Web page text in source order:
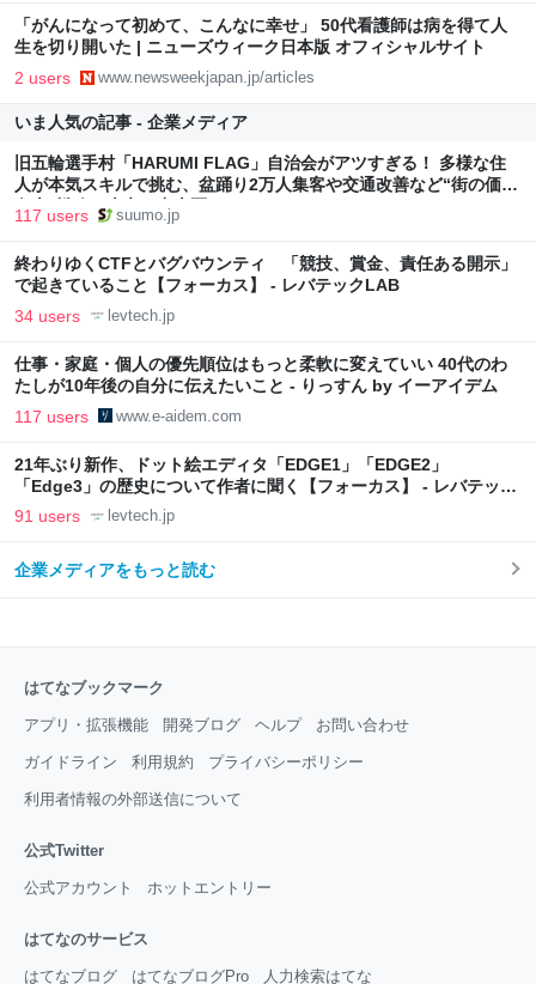
「がんになって初めて、こんなに幸せ」 50代看護師は病を得て人
生を切り開いた | ニューズウィーク日本版 オフィシャルサイト
2 users www.newsweekjapan.jp/articles
いま人気の記事 - 企業メディア
旧五輪選手村「HARUMI FLAG」自治会がアツすぎる！ 多様な住
人が本気スキルで挑む、盆踊り2万人集客や交通改善など“街の価値
向上”戦略 東京・中央区
117 users suumo.jp
終わりゆくCTFとバグバウンティ 「競技、賞金、責任ある開示」
で起きていること【フォーカス】 - レバテックLAB
34 users levtech.jp
仕事・家庭・個人の優先順位はもっと柔軟に変えていい 40代のわ
たしが10年後の自分に伝えたいこと - りっすん by イーアイデム
117 users www.e-aidem.com
21年ぶり新作、ドット絵エディタ「EDGE1」「EDGE2」
「Edge3」の歴史について作者に聞く【フォーカス】 - レバテック
LAB
91 users levtech.jp
企業メディアをもっと読む
はてなブックマーク
アプリ・拡張機能 開発ブログ ヘルプ お問い合わせ
ガイドライン 利用規約 プライバシーポリシー
利用者情報の外部送信について
公式Twitter
公式アカウント ホットエントリー
はてなのサービス
はてなブログ はてなブログPro 人力検索はてな